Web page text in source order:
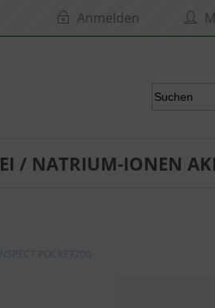
Anmelden
/ NATRIUM-IONEN
POCKET200